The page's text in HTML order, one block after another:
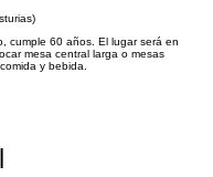
cumple 60 años. El lugar será en
mesa central larga o mesas
y bebida.